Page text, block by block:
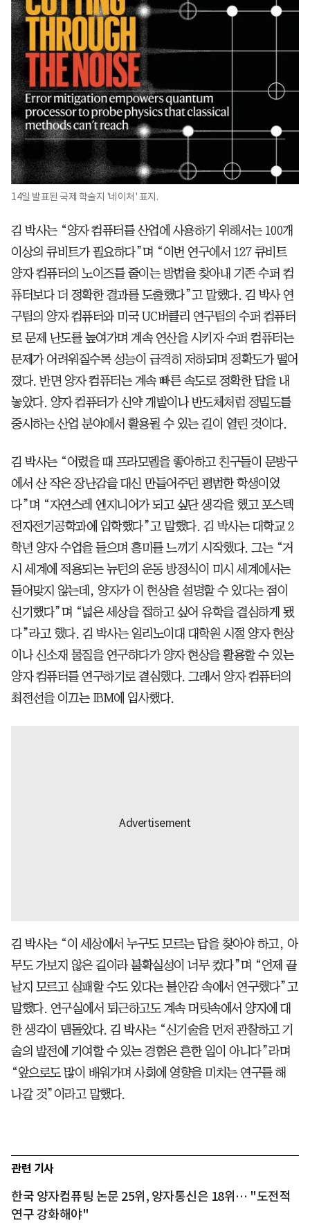
14일 발표된 국제 학술지 '네이처' 표지.
김 박사는 “양자 컴퓨터를 산업에 사용하기 위해서는 100개
이상의 큐비트가 필요하다”며 “이번 연구에서 127 큐비트
양자 컴퓨터의 노이즈를 줄이는 방법을 찾아내 기존 수퍼 컴
퓨터보다 더 정확한 결과를 도출했다”고 말했다. 김 박사 연
구팀의 양자 컴퓨터와 미국 UC버클리 연구팀의 수퍼 컴퓨터
로 문제 난도를 높여가며 계속 연산을 시키자 수퍼 컴퓨터는
문제가 어려워질수록 성능이 급격히 저하되며 정확도가 떨어
졌다. 반면 양자 컴퓨터는 계속 빠른 속도로 정확한 답을 내
놓았다. 양자 컴퓨터가 신약 개발이나 반도체처럼 정밀도를
중시하는 산업 분야에서 활용될 수 있는 길이 열린 것이다.
김 박사는 “어렸을 때 프라모델을 좋아하고 친구들이 문방구
에서 산 작은 장난감을 대신 만들어주던 평범한 학생이었
다”며 “자연스레 엔지니어가 되고 싶단 생각을 했고 포스텍
전자전기공학과에 입학했다”고 말했다. 김 박사는 대학교 2
학년 양자 수업을 들으며 흥미를 느끼기 시작했다. 그는 “거
시 세계에 적용되는 뉴턴의 운동 방정식이 미시 세계에서는
들어맞지 않는데, 양자가 이 현상을 설명할 수 있다는 점이
신기했다”며 “넓은 세상을 접하고 싶어 유학을 결심하게 됐
다”라고 했다. 김 박사는 일리노이대 대학원 시절 양자 현상
이나 신소재 물질을 연구하다가 양자 현상을 활용할 수 있는
양자 컴퓨터를 연구하기로 결심했다. 그래서 양자 컴퓨터의
최전선을 이끄는 IBM에 입사했다.
김 박사는 “이 세상에서 누구도 모르는 답을 찾아야 하고, 아
무도 가보지 않은 길이라 불확실성이 너무 컸다”며 “언제 끝
날지 모르고 실패할 수도 있다는 불안감 속에서 연구했다”고
말했다. 연구실에서 퇴근하고도 계속 머릿속에서 양자에 대
한 생각이 맴돌았다. 김 박사는 “신기술을 먼저 관찰하고 기
술의 발전에 기여할 수 있는 경험은 흔한 일이 아니다”라며
“앞으로도 많이 배워가며 사회에 영향을 미치는 연구를 해
나갈 것”이라고 말했다.
관련 기사
한국 양자컴퓨팅 논문 25위, 양자통신은 18위… "도전적
연구 강화해야"